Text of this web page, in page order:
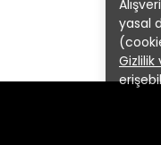
yasal
Gizlilik